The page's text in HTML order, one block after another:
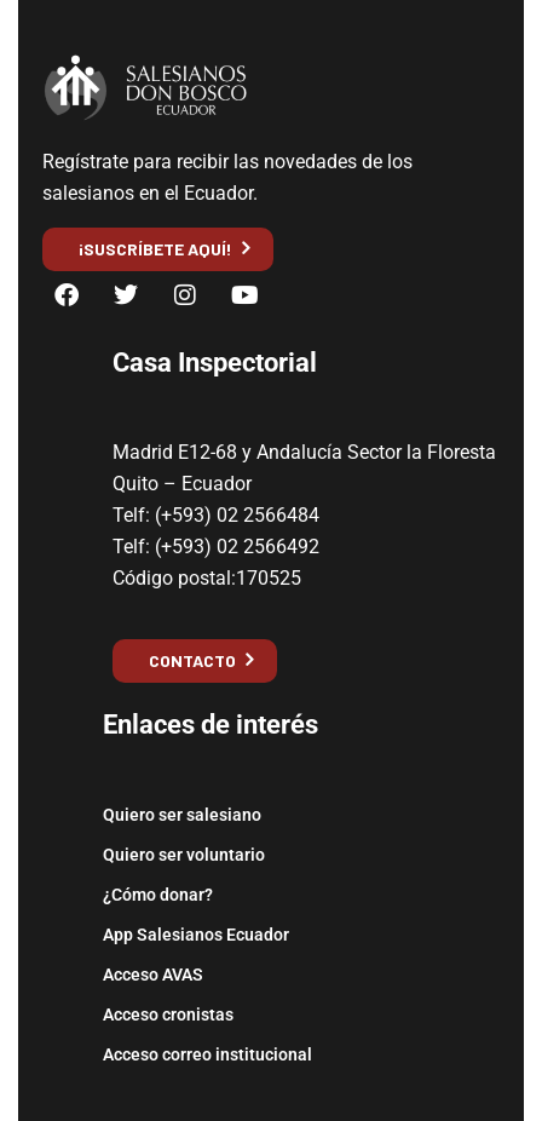
Regístrate para recibir las novedades de los
salesianos en el Ecuador.
¡SUSCRÍBETE AQUÍ!
Casa Inspectorial
Madrid E12-68 y Andalucía Sector la Floresta
Quito – Ecuador
Telf: (+593) 02 2566484
Telf: (+593) 02 2566492
Código postal:170525
CONTACTO
Enlaces de interés
Quiero ser salesiano
Quiero ser voluntario
¿Cómo donar?
App Salesianos Ecuador
Acceso AVAS
Acceso cronistas
Acceso correo institucional